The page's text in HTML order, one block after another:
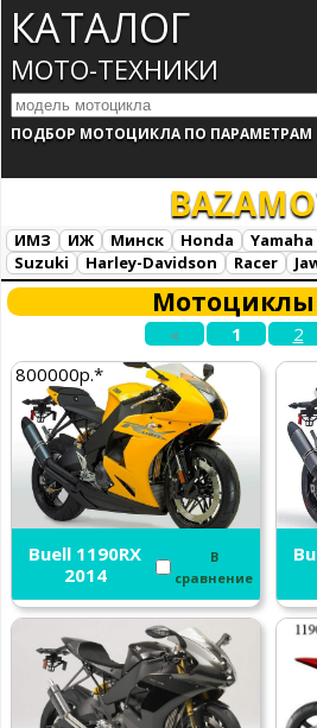
КАТАЛОГ
МОТО-ТЕХНИКИ
ПОДБОР МОТОЦИКЛА ПО ПАРАМЕТРАМ
BAZA
ИМЗ ИЖ Минск Honda Yamaha
Suzuki
Harley-Davidson Racer
Все марки
Загрузка...Мотоциклы
« 1 2
800000р.*
Buell 1190RX
2014
В
сравнение